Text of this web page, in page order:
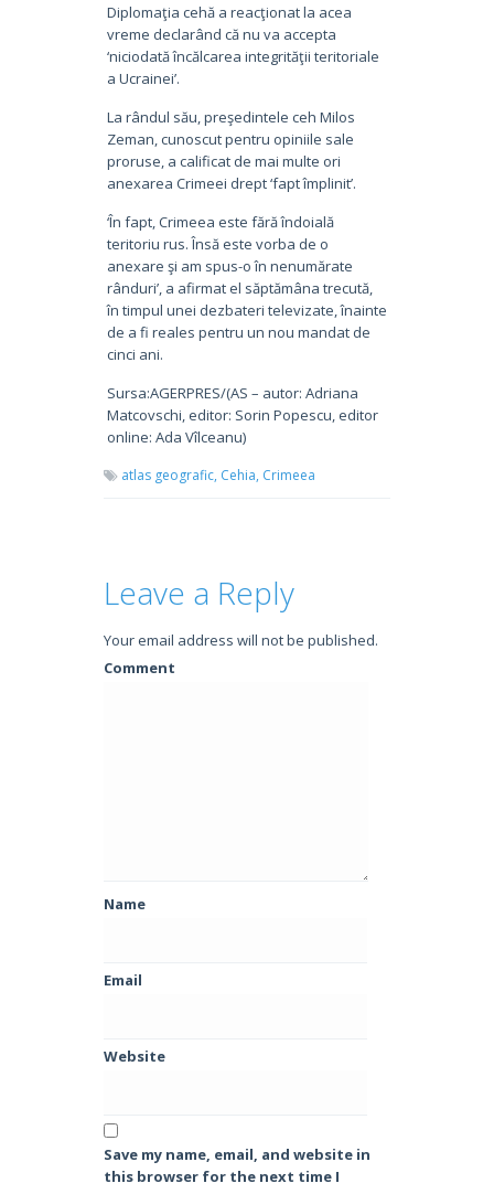
Diplomaţia cehă a reacţionat la acea
vreme declarând că nu va accepta
‘niciodată încălcarea integrităţii teritoriale
a Ucrainei’.
La rândul său, preşedintele ceh Milos
Zeman, cunoscut pentru opiniile sale
proruse, a calificat de mai multe ori
anexarea Crimeei drept ‘fapt împlinit’.
‘În fapt, Crimeea este fără îndoială
teritoriu rus. Însă este vorba de o
anexare şi am spus-o în nenumărate
rânduri’, a afirmat el săptămâna trecută,
în timpul unei dezbateri televizate, înainte
de a fi reales pentru un nou mandat de
cinci ani.
Sursa:AGERPRES/(AS – autor: Adriana
Matcovschi, editor: Sorin Popescu, editor
online: Ada Vîlceanu)
atlas geografic, Cehia, Crimeea
Leave a Reply
Your email address will not be published.
Comment
Name
Email
Website
Save my name, email, and website in
this browser for the next time I